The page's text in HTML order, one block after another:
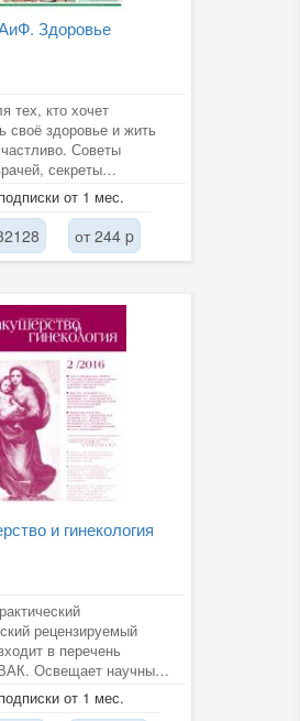
Здоровье
тех, кто хочет
своё здоровье и жить
Советы
секреты
спорт и красота, дети
от 1 мес.
от 244 p
и гинекология
рецензируемый
в перечень
Освещает научные
в области акушерства
от 1 мес.